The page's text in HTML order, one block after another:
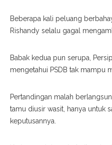
Beberapa kali peluang
Rishandy selalu gagal
Babak kedua pun serupa,
mengetahui PSDB tak mampu
Pertandingan malah
tamu diusir wasit, hanya untuk
keputusannya.